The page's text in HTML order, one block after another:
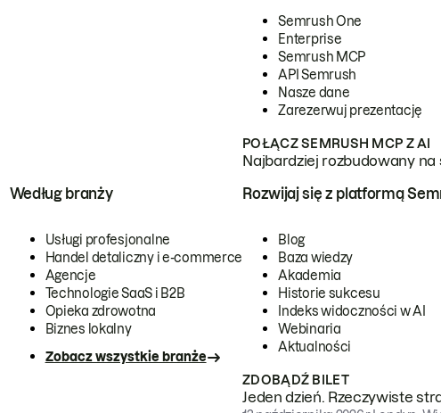
Semrush One
Enterprise
Semrush MCP
API Semrush
Nasze dane
Zarezerwuj prezentację
POŁĄCZ SEMRUSH MCP Z AI
Najbardziej rozbudowany
Według branży
Usługi profesjonalne
Handel detaliczny i e-commerce
Agencje
Technologie SaaS i B2B
Opieka zdrowotna
Biznes lokalny
Zobacz wszystkie branże
Rozwijaj się z platformą
Blog
Baza wiedzy
Akademia
Historie sukcesu
Indeks widoczności w AI
Webinaria
Aktualności
ZDOBĄDŹ BILET
Jeden dzień. Rzeczywiste